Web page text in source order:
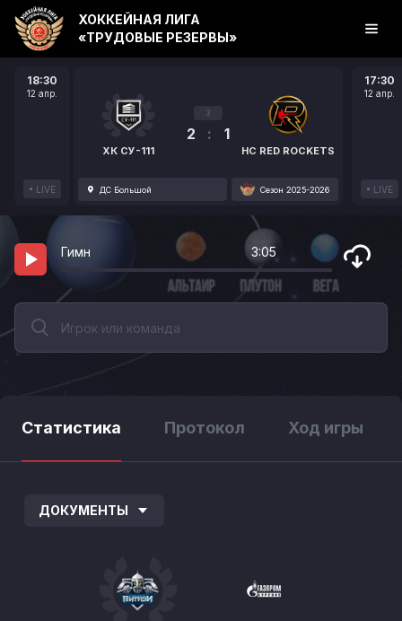
18:30
12 апр.
LIVE
ХК СУ-111
3
2 : 1
HC RED ROCKETS
ДС Большой Сезон 2025-2026
17:30
12 апр.
LIVE
ХОККЕЙНАЯ ЛИГА
«ТРУДОВЫЕ РЕЗЕРВЫ»
Гимн 3:05
Статистика Протокол Ход игры
ДОКУМЕНТЫ